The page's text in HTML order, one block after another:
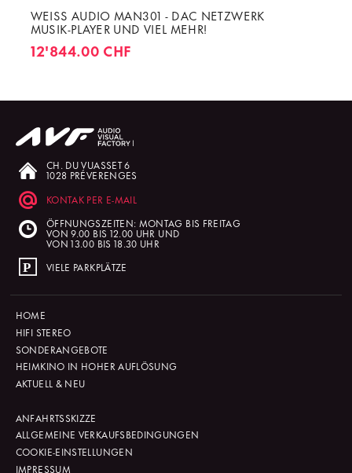
WEISS AUDIO MAN301 - DAC NETZWERK
MUSIK-PLAYER UND VIEL MEHR!
12'844.00 CHF
CH. DU VUASSET 6
1028 PRÉVERENGES
KONTAK PER E-MAIL
ÖFFNUNGSZEITEN: MONTAG BIS FREITAG
VON 9.00 BIS 12.00 UHR UND
VON 13.00 BIS 18.30 UHR
VIELE PARKPLÄTZE
HOME
HIFI STEREO
SONDERANGEBOTE
HEIMKINO IN HOHER AUFLÖSUNG
AKTUELL & NEU
ANFAHRTSSKIZZE
ALLGEMEINE VERKAUFSBEDINGUNGEN
COOKIE-EINSTELLUNGEN
IMPRESSUM